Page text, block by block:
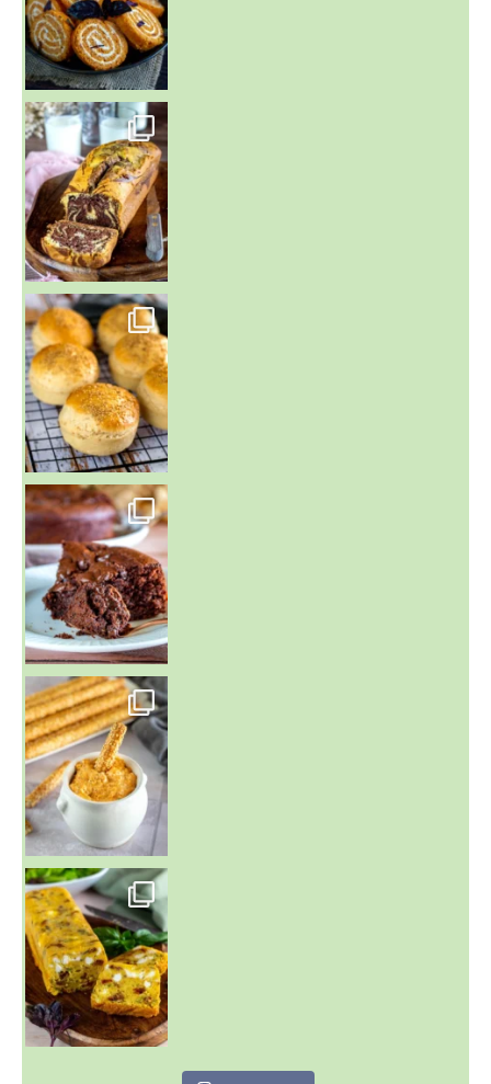
~ BUNS MAISON ~
Un peu de boulange par ici au
~ GÂTEAU FONDANT CHOCO NOISETTE ~
C'est lundi